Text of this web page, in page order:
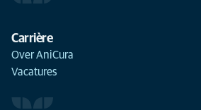
Carrière
Over AniCura
Vacatures